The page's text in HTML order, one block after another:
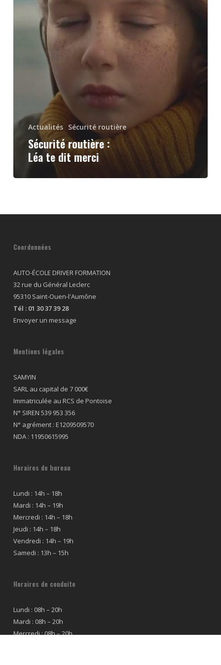
Actualités Sécurité routière
Sécurité routière :
Léa te dit merci
Coordonnées
AUTO-ÉCOLE DRIVER FORMATION
32 rue du Général Leclerc
95310 Saint-Ouen-l'Aumône
Tél : 01 30 37 39 28
Envoyer un message
Mentions légales
SAMYIN
SARL au capital de 7 000€
Immatriculée au RCS de Pontoise
N° SIREN 539 953 356
N° agrément : E1209509570
NDA : 11950615995
Horaires de bureau
Lundi : 14h – 18h
Mardi : 14h – 19h
Mercredi : 14h – 18h
Jeudi : 14h – 18h
Vendredi : 14h – 19h
Samedi : 13h – 15h
Horaires de conduite
Lundi : 08h – 20h
Mardi : 08h – 20h
Mercredi : 08h – 20h